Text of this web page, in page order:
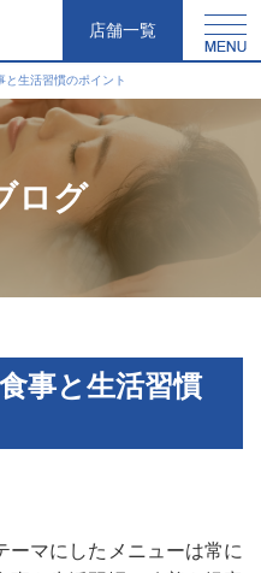
店舗一覧
と生活習慣のポイント
ログ
事と生活習慣
ーマにしたメニューは常に